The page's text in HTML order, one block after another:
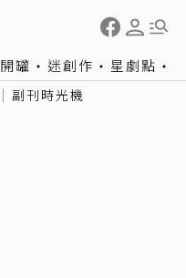
罐 迷創作 星劇點
副刊時光機